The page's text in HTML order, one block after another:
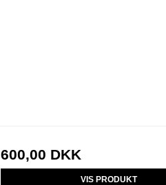
600,00 DKK
VIS PRODUKT